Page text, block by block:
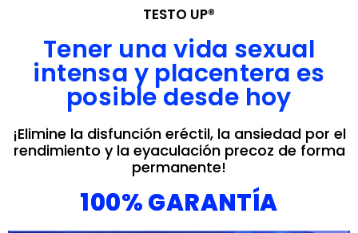
TESTO UP®
Tener una vida sexual
intensa y placentera es
posible desde hoy
¡Elimine la disfunción eréctil, la ansiedad por el
rendimiento y la eyaculación precoz de forma
permanente!
100% GARANTÍA